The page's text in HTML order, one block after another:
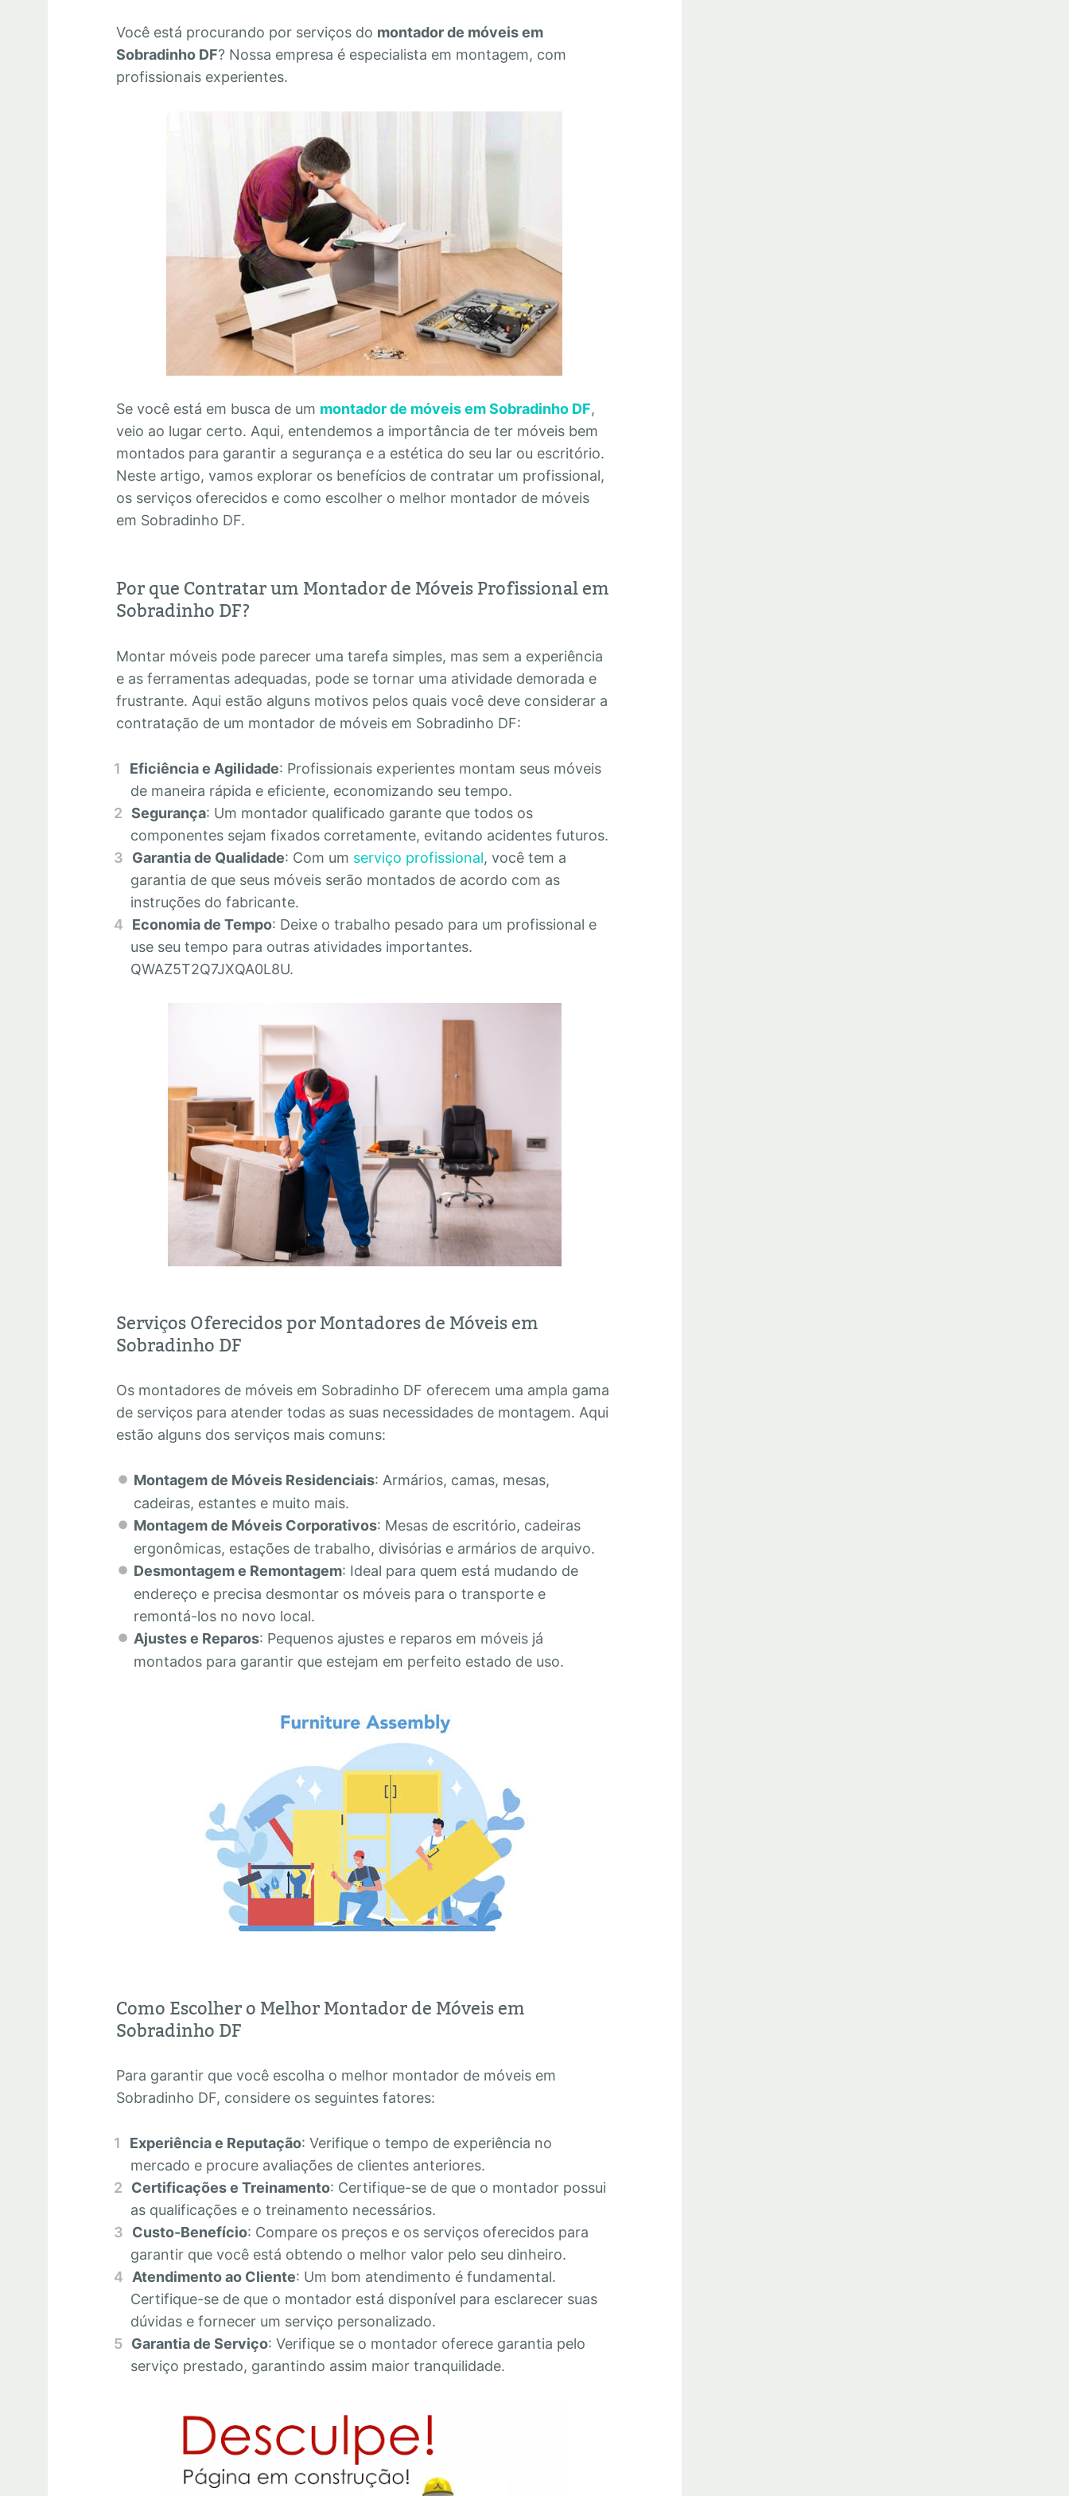
Você está procurando por serviços do montador de móveis em
Sobradinho DF? Nossa empresa é especialista em montagem, com
profissionais experientes.
Se você está em busca de um montador de móveis em Sobradinho DF,
veio ao lugar certo. Aqui, entendemos a importância de ter móveis bem
montados para garantir a segurança e a estética do seu lar ou escritório.
Neste artigo, vamos explorar os benefícios de contratar um profissional,
os serviços oferecidos e como escolher o melhor montador de móveis
em Sobradinho DF.
Por que Contratar um Montador de Móveis Profissional em
Sobradinho DF?
Montar móveis pode parecer uma tarefa simples, mas sem a experiência
e as ferramentas adequadas, pode se tornar uma atividade demorada e
frustrante. Aqui estão alguns motivos pelos quais você deve considerar a
contratação de um montador de móveis em Sobradinho DF:
Eficiência e Agilidade: Profissionais experientes montam seus móveis
de maneira rápida e eficiente, economizando seu tempo.
Segurança: Um montador qualificado garante que todos os
componentes sejam fixados corretamente, evitando acidentes futuros.
Garantia de Qualidade: Com um serviço profissional, você tem a
garantia de que seus móveis serão montados de acordo com as
instruções do fabricante.
Economia de Tempo: Deixe o trabalho pesado para um profissional e
use seu tempo para outras atividades importantes.
QWAZ5T2Q7JXQA0L8U.
Serviços Oferecidos por Montadores de Móveis em
Sobradinho DF
Os montadores de móveis em Sobradinho DF oferecem uma ampla gama
de serviços para atender todas as suas necessidades de montagem. Aqui
estão alguns dos serviços mais comuns:
Montagem de Móveis Residenciais: Armários, camas, mesas,
cadeiras, estantes e muito mais.
Montagem de Móveis Corporativos: Mesas de escritório, cadeiras
ergonômicas, estações de trabalho, divisórias e armários de arquivo.
Desmontagem e Remontagem: Ideal para quem está mudando de
endereço e precisa desmontar os móveis para o transporte e
remontá-los no novo local.
Ajustes e Reparos: Pequenos ajustes e reparos em móveis já
montados para garantir que estejam em perfeito estado de uso.
Como Escolher o Melhor Montador de Móveis em
Sobradinho DF
Para garantir que você escolha o melhor montador de móveis em
Sobradinho DF, considere os seguintes fatores:
Experiência e Reputação: Verifique o tempo de experiência no
mercado e procure avaliações de clientes anteriores.
Certificações e Treinamento: Certifique-se de que o montador possui
as qualificações e o treinamento necessários.
Custo-Benefício: Compare os preços e os serviços oferecidos para
garantir que você está obtendo o melhor valor pelo seu dinheiro.
Atendimento ao Cliente: Um bom atendimento é fundamental.
Certifique-se de que o montador está disponível para esclarecer suas
dúvidas e fornecer um serviço personalizado.
Garantia de Serviço: Verifique se o montador oferece garantia pelo
serviço prestado, garantindo assim maior tranquilidade.